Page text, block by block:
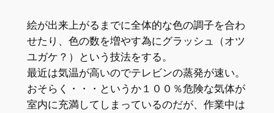
絵が出来上がるまでに全体的な色の調子を合わ
せたり、色の数を増やす為にグラッシュ（オツ
ユガケ？）という技法をする。
最近は気温が高いのでテレビンの蒸発が速い。
おそらく・・・というか１００％危険な気体が
室内に充満してしまっているのだが、作業中は